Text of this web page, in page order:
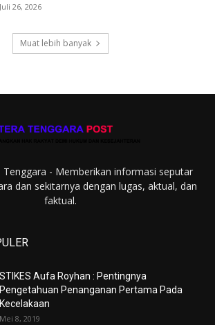
Juli 26, 2026
Muat lebih banyak
Tenggara - Memberikan informasi seputar
dan sekitarnya dengan lugas, aktual, dan
faktual.
STIKES Aufa Royhan : Pentingnya
Pengetahuan Penanganan Pertama Pada
Kecelakaan
Mei 8, 2019